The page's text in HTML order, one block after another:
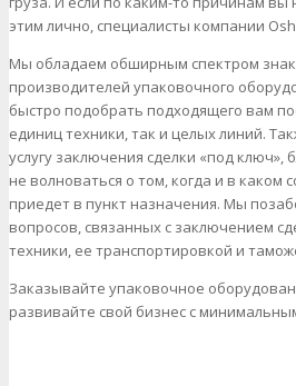
этим лично, специалисты компании
Мы обладаем обширным спектром
производителей упаковочного
быстро подобрать подходящего вам
единиц техники, так и целых линий.
услугу заключения сделки «под
не волноваться о том, когда и в каком
приедет в пункт назначения. Мы
вопросов, связанных с заключением
техники, ее транспортировкой и
Заказывайте упаковочное
развивайте свой бизнес с